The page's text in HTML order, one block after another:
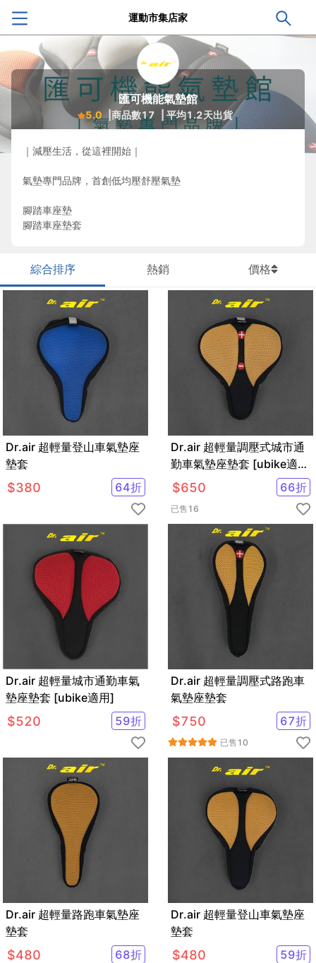
運動市集店家
匯可機能氣墊館
5.0 |商品數17 | 平均1.2天出貨
｜減壓生活，從這裡開始｜
氣墊專門品牌，首創低均壓舒壓氣墊
腳踏車座墊
腳踏車座墊套
綜合排序 熱銷 價格
Dr.air 超輕量登山車氣墊座
墊套
$380 64折
Dr.air 超輕量調壓式城市通
勤車氣墊座墊套 [ubike適
用]
$650 66折
已售 16
Dr.air 超輕量城市通勤車氣
墊座墊套 [ubike適用]
$520 59折
Dr.air 超輕量調壓式路跑車
氣墊座墊套
$750 67折
已售 10
Dr.air 超輕量路跑車氣墊座
墊套
$480 68折
Dr.air 超輕量登山車氣墊座
墊套
$480 59折